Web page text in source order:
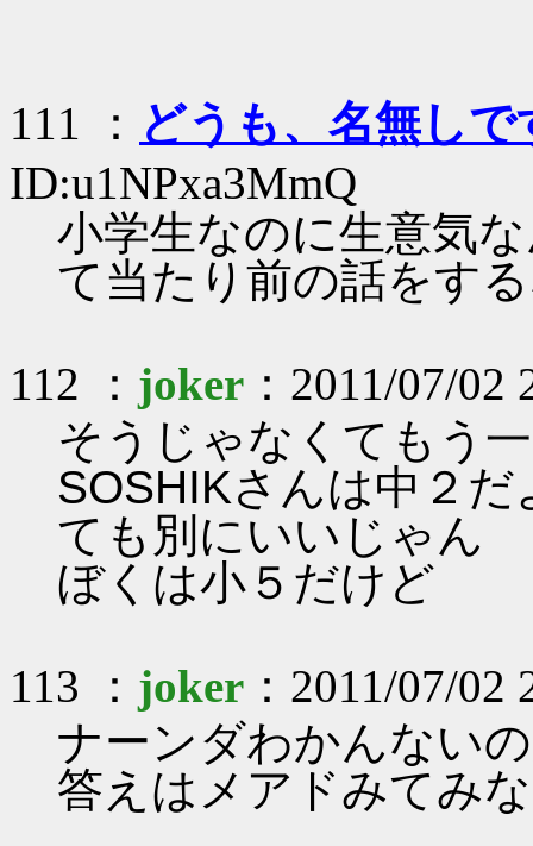
111 ： どうも、名無しで
ID:u1NPxa3MmQ
小学生なのに生意気
て当たり前の話をす
112 ： joker ：2011/07/
そうじゃなくてもう
SOSHIKさんは中２
ても別にいいじゃん
ぼくは小５だけど
113 ： joker ：2011/07/
ナーンダわかんない
答えはメアドみてみ